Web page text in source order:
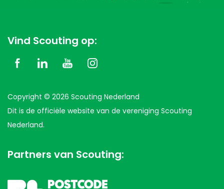
Vind Scouting op:
Copyright © 2026 Scouting Nederland
Dit is de officiële website van de vereniging Scouting
Nederland.
Partners van Scouting: